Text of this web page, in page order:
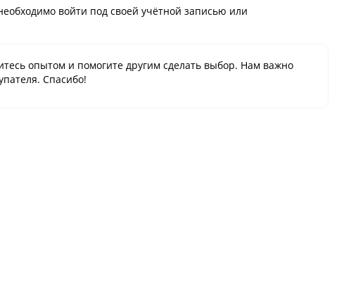
войти под своей учётной записью или
опытом и помогите другим сделать выбор. Нам важно
Спасибо!